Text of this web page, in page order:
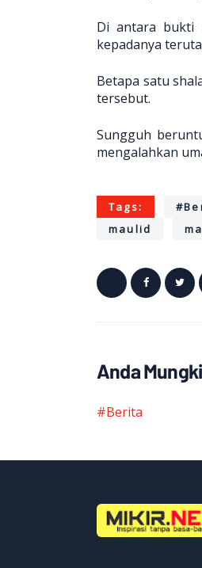
Di antara bukti
kepadanya
Betapa satu
tersebut.
Sungguh
mengalahkan
Tags:
maulid
Anda
#Berita